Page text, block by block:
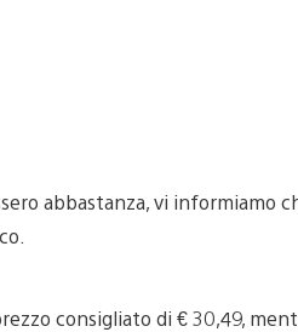
abbastanza, vi informiamo
consigliato di € 30,49,